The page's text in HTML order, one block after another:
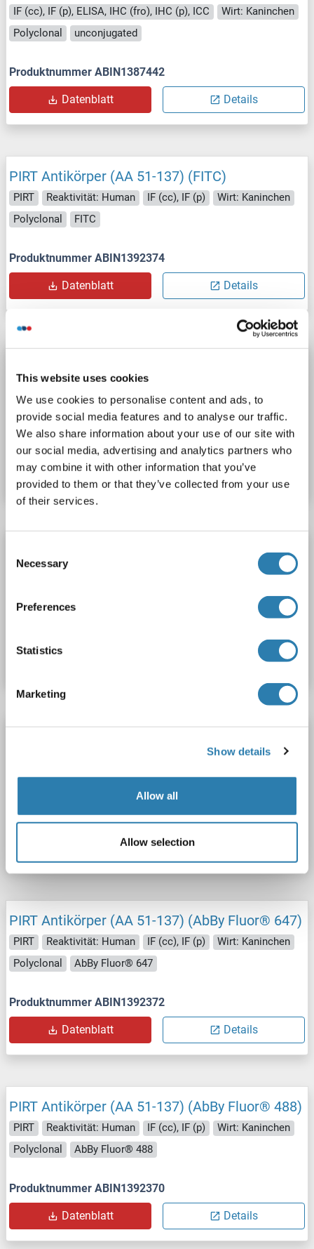
This website uses cookies
We use cookies to personalise content and ads, to
provide social media features and to analyse our traffic.
We also share information about your use of our site with
our social media, advertising and analytics partners who
may combine it with other information that you’ve
provided to them or that they’ve collected from your use
of their services.
Selection
Necessary
Preferences
Statistics
Marketing
Show details
Allow all
Allow selection
IF (cc), IF (p), ELISA, IHC (fro), IHC (p), ICC
Wirt: Kaninchen
Polyclonal
unconjugated
Produktnummer ABIN1387442
Datenblatt Details
PIRT Antikörper (AA 51-137) (FITC)
PIRT Reaktivität: Human IF (cc), IF (p)
Wirt: Kaninchen
Polyclonal
FITC
Produktnummer ABIN1392374
Datenblatt Details
PIRT Reaktivität: Human IF (cc), IF (p)
Polyclonal
AbBy Fluor® 555
Produktnummer ABIN1392371
Datenblatt Details
PIRT Reaktivität: Human
Wirt: Kaninchen
Datenblatt
ELISA, IHC (fro), IHC (p)
Wirt: Kaninchen
Polyclonal Biotin
Produktnummer ABIN1392373
PIRT Antikörper (AA 51-137) (AbBy Fluor® 647)
PIRT Reaktivität: Human IF (cc), IF (p)
Wirt: Kaninchen
Polyclonal
AbBy Fluor® 647
Produktnummer ABIN1392372
Datenblatt Details
PIRT Antikörper (AA 51-137) (AbBy Fluor® 488)
PIRT Reaktivität: Human IF (cc), IF (p)
Wirt: Kaninchen
Polyclonal
AbBy Fluor® 488
Produktnummer ABIN1392370
Datenblatt Details